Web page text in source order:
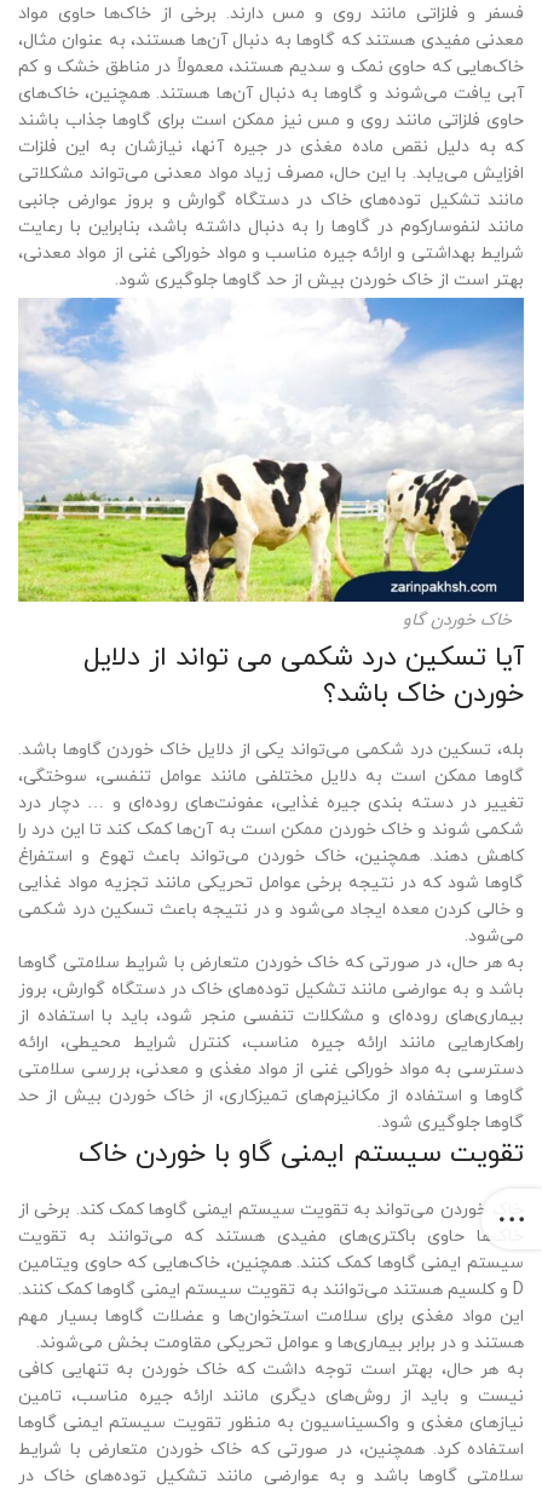
فسفر و فلزاتی مانند روی و مس دارند. برخی از خاک‌ها حاوی مواد
معدنی مفیدی هستند که گاوها به دنبال آن‌ها هستند، به عنوان مثال،
خاک‌هایی که حاوی نمک و سدیم هستند، معمولاً در مناطق خشک و کم
آبی یافت می‌شوند و گاوها به دنبال آن‌ها هستند. همچنین، خاک‌های
حاوی فلزاتی مانند روی و مس نیز ممکن است برای گاوها جذاب باشند
که به دلیل نقص ماده مغذی در جیره آنها، نیازشان به این فلزات
افزایش می‌یابد. با این حال، مصرف زیاد مواد معدنی می‌تواند مشکلاتی
مانند تشکیل توده‌های خاک در دستگاه گوارش و بروز عوارض جانبی
مانند لنفوسارکوم در گاوها را به دنبال داشته باشد، بنابراین با رعایت
شرایط بهداشتی و ارائه جیره مناسب و مواد خوراکی غنی از مواد معدنی،
بهتر است از خاک خوردن بیش از حد گاوها جلوگیری شود.
خاک خوردن گاو
آیا تسکین درد شکمی می تواند از دلایل
خوردن خاک باشد؟
بله، تسکین درد شکمی می‌تواند یکی از دلایل خاک خوردن گاوها باشد.
گاوها ممکن است به دلایل مختلفی مانند عوامل تنفسی، سوختگی،
تغییر در دسته بندی جیره غذایی، عفونت‌های روده‌ای و … دچار درد
شکمی شوند و خاک خوردن ممکن است به آن‌ها کمک کند تا این درد را
کاهش دهند. همچنین، خاک خوردن می‌تواند باعث تهوع و استفراغ
گاوها شود که در نتیجه برخی عوامل تحریکی مانند تجزیه مواد غذایی
و خالی کردن معده ایجاد می‌شود و در نتیجه باعث تسکین درد شکمی
می‌شود.
به هر حال، در صورتی که خاک خوردن متعارض با شرایط سلامتی گاوها
باشد و به عوارضی مانند تشکیل توده‌های خاک در دستگاه گوارش، بروز
بیماری‌های روده‌ای و مشکلات تنفسی منجر شود، باید با استفاده از
راهکارهایی مانند ارائه جیره مناسب، کنترل شرایط محیطی، ارائه
دسترسی به مواد خوراکی غنی از مواد مغذی و معدنی، بررسی سلامتی
گاوها و استفاده از مکانیزم‌های تمیزکاری، از خاک خوردن بیش از حد
گاوها جلوگیری شود.
تقویت سیستم ایمنی گاو با خوردن خاک
خاک خوردن می‌تواند به تقویت سیستم ایمنی گاوها کمک کند. برخی از
خاک‌ها حاوی باکتری‌های مفیدی هستند که می‌توانند به تقویت
سیستم ایمنی گاوها کمک کنند. همچنین، خاک‌هایی که حاوی ویتامین
D و کلسیم هستند می‌توانند به تقویت سیستم ایمنی گاوها کمک کنند.
این مواد مغذی برای سلامت استخوان‌ها و عضلات گاوها بسیار مهم
هستند و در برابر بیماری‌ها و عوامل تحریکی مقاومت بخش می‌شوند.
به هر حال، بهتر است توجه داشت که خاک خوردن به تنهایی کافی
نیست و باید از روش‌های دیگری مانند ارائه جیره مناسب، تامین
نیازهای مغذی و واکسیناسیون به منظور تقویت سیستم ایمنی گاوها
استفاده کرد. همچنین، در صورتی که خاک خوردن متعارض با شرایط
سلامتی گاوها باشد و به عوارضی مانند تشکیل توده‌های خاک در